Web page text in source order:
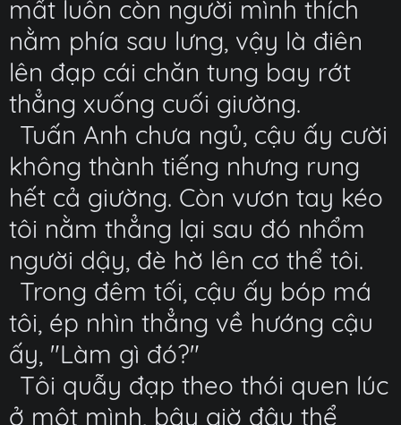
mất luôn còn người mình thích
nằm phía sau lưng, vậy là điên
lên đạp cái chăn tung bay rớt
thẳng xuống cuối giường.
Tuấn Anh chưa ngủ, cậu ấy cười
không thành tiếng nhưng rung
hết cả giường. Còn vươn tay kéo
tôi nằm thẳng lại sau đó nhổm
người dậy, đè hờ lên cơ thể tôi.
Trong đêm tối, cậu ấy bóp má
tôi, ép nhìn thẳng về hướng cậu
ấy, "Làm gì đó?"
Tôi quẫy đạp theo thói quen lúc
ở một mình, bây giờ đâu thể